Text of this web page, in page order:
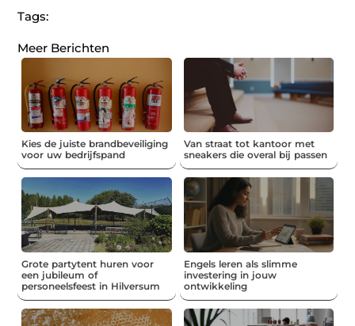
Tags:
Meer Berichten
Kies de juiste brandbeveiliging
voor uw bedrijfspand
Van straat tot kantoor met
sneakers die overal bij passen
Grote partytent huren voor
een jubileum of
personeelsfeest in Hilversum
Engels leren als slimme
investering in jouw
ontwikkeling